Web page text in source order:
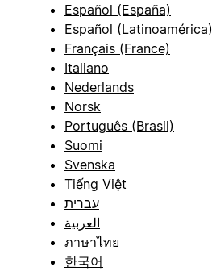
Español (España)
Español (Latinoamérica)
Français (France)
Italiano
Nederlands
Norsk
Português (Brasil)
Suomi
Svenska
Tiếng Việt
עברית
العربية
ภาษาไทย
한국어